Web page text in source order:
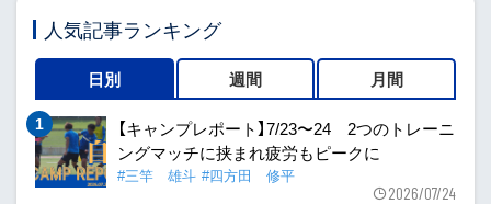
人気記事ランキング
日別 週間 月間
【キャンプレポート】7/23〜24 2つのトレーニ
ングマッチに挟まれ疲労もピークに
#三竿 雄斗 #四方田 修平
2026/07/24